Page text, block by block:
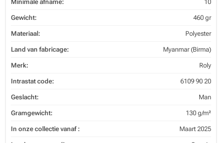
Minimale afname: 10
Gewicht: 460 gr
Materiaal: Polyester
Land van fabricage: Myanmar (Birma)
Merk: Roly
Intrastat code: 6109 90 20
Geslacht: Man
Gramgewicht: 130 g/m²
In onze collectie vanaf : Maart 2025